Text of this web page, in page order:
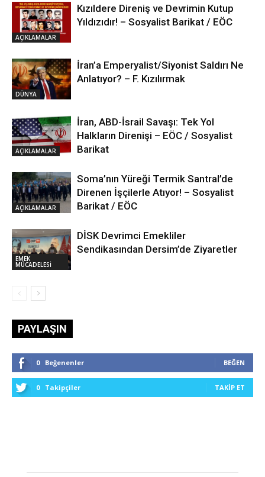
AÇIKLAMALAR
Kızıldere Direniş ve Devrimin Kutup
Yıldızıdır! – Sosyalist Barikat / EÖC
DÜNYA
İran’a Emperyalist/Siyonist Saldırı Ne
Anlatıyor? – F. Kızılırmak
AÇIKLAMALAR
İran, ABD-İsrail Savaşı: Tek Yol
Halkların Direnişi – EÖC / Sosyalist
Barikat
AÇIKLAMALAR
Soma’nın Yüreği Termik Santral’de
Direnen İşçilerle Atıyor! – Sosyalist
Barikat / EÖC
EMEK
MÜCADELESİ
DİSK Devrimci Emekliler
Sendikasından Dersim’de Ziyaretler
PAYLAŞIN
0 Beğenenler BEĞEN
0 Takipçiler TAKIP ET